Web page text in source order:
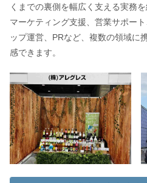
くまでの裏側を幅広く支える実務を
マーケティング支援、営業サポー
ップ運営、PRなど、複数の領域に
感できます。